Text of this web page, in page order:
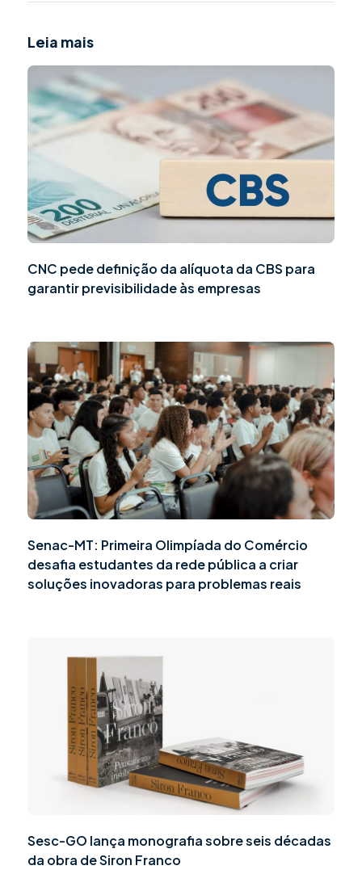
Leia mais
CNC pede definição da alíquota da CBS para
garantir previsibilidade às empresas
Senac-MT: Primeira Olimpíada do Comércio
desafia estudantes da rede pública a criar
soluções inovadoras para problemas reais
Sesc-GO lança monografia sobre seis décadas
da obra de Siron Franco